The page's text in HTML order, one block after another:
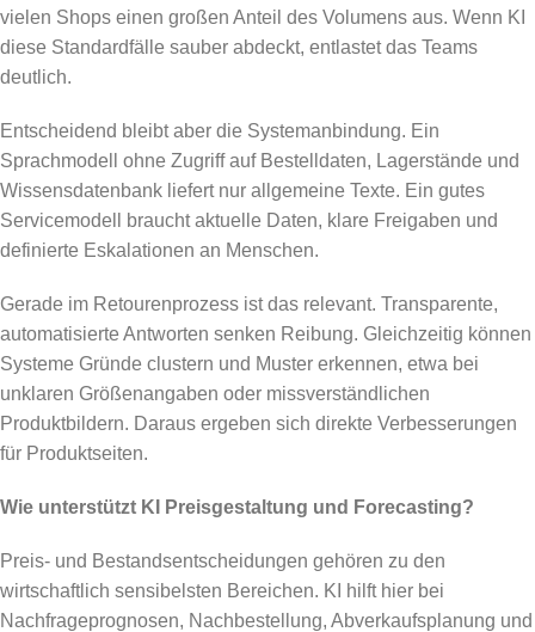
vielen Shops einen großen Anteil des Volumens aus. Wenn KI
diese Standardfälle sauber abdeckt, entlastet das Teams
deutlich.
Entscheidend bleibt aber die Systemanbindung. Ein
Sprachmodell ohne Zugriff auf Bestelldaten, Lagerstände und
Wissensdatenbank liefert nur allgemeine Texte. Ein gutes
Servicemodell braucht aktuelle Daten, klare Freigaben und
definierte Eskalationen an Menschen.
Gerade im Retourenprozess ist das relevant. Transparente,
automatisierte Antworten senken Reibung. Gleichzeitig können
Systeme Gründe clustern und Muster erkennen, etwa bei
unklaren Größenangaben oder missverständlichen
Produktbildern. Daraus ergeben sich direkte Verbesserungen
für Produktseiten.
Wie unterstützt KI Preisgestaltung und Forecasting?
Preis- und Bestandsentscheidungen gehören zu den
wirtschaftlich sensibelsten Bereichen. KI hilft hier bei
Nachfrageprognosen, Nachbestellung, Abverkaufsplanung und